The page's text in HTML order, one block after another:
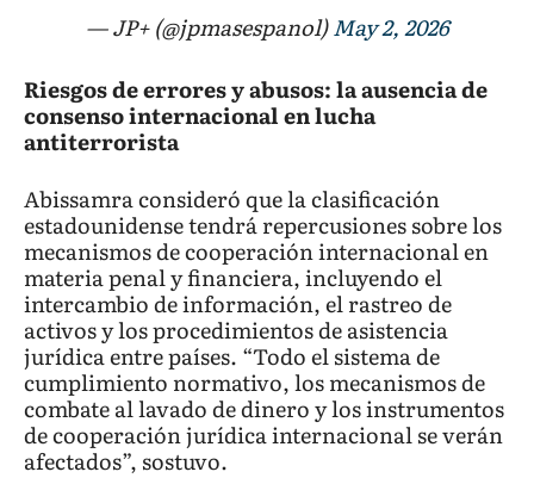
— JP+ (@jpmasespanol)May 2, 2026
Riesgos de errores y abusos: la ausencia de
consenso internacional en lucha
antiterrorista
Abissamra consideró que la clasificación
estadounidense tendrá repercusiones sobre los
mecanismos de cooperación internacional en
materia penal y financiera, incluyendo el
intercambio de información, el rastreo de
activos y los procedimientos de asistencia
jurídica entre países. “Todo el sistema de
cumplimiento normativo, los mecanismos de
combate al lavado de dinero y los instrumentos
de cooperación jurídica internacional se verán
afectados”, sostuvo.